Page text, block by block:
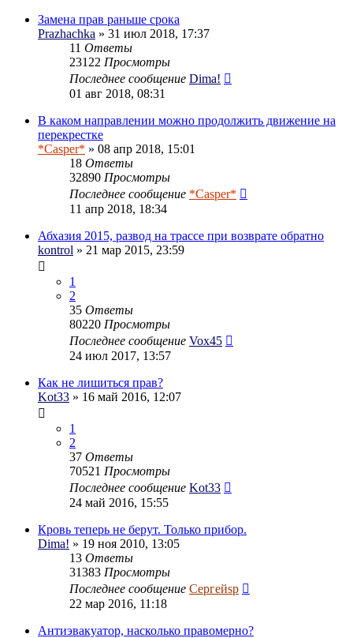
Замена прав раньше срока
Prazhachka » 31 июл 2018, 17:37
11 Ответы
23122 Просмотры
Последнее сообщение Dima!
01 авг 2018, 08:31
В каком направлении можно продолжить движение на
перекрестке
*Casper* » 08 апр 2018, 15:01
18 Ответы
32890 Просмотры
Последнее сообщение *Casper*
11 апр 2018, 18:34
Абхазия 2015, развод на трассе при возврате обратно
kontrol » 21 мар 2015, 23:59
1
2
35 Ответы
80220 Просмотры
Последнее сообщение Vox45
24 июл 2017, 13:57
Как не лишиться прав?
Kot33 » 16 май 2016, 12:07
1
2
37 Ответы
70521 Просмотры
Последнее сообщение Kot33
24 май 2016, 15:55
Кровь теперь не берут. Только прибор.
Dima! » 19 ноя 2010, 13:05
13 Ответы
31383 Просмотры
Последнее сообщение Сергейsp
22 мар 2016, 11:18
Антиэвакуатор, насколько правомерно?